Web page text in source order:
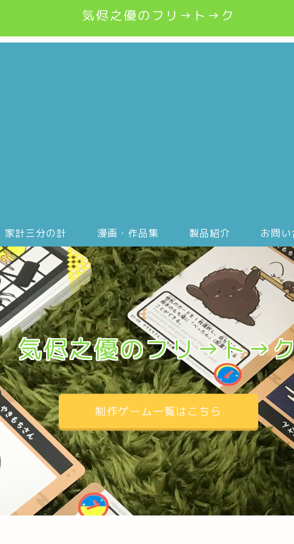
気侭之優のフリ→ト→ク
家計三分の計 漫画・作品集 製品紹介 お問
気侭之優のフリ→ト→
制作ゲーム一覧はこちら